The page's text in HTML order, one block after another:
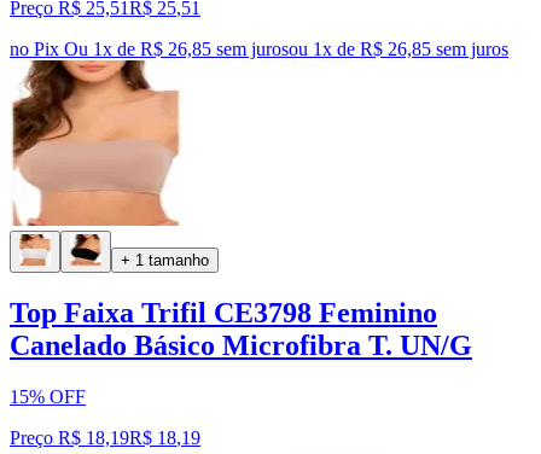
Preço R$ 25,51R$ 25,51
no Pix Ou 1x de R$ 26,85 sem jurosou 1x de R$ 26,85 sem juros
+ 1 tamanho
Top Faixa Trifil CE3798 Feminino
Canelado Básico Microfibra T. UN/G
15% OFF
Preço R$ 18,19R$ 18,19